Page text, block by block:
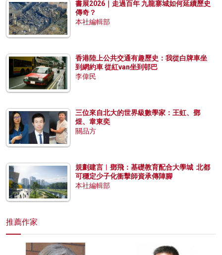
書展2026｜走過百年 九龍寨城如何延續歷史
傳奇？
本社編輯部
香港陸上公共交通有趣歷史：我從白牌車坐
到網約車 從紅van坐到邨巴
李偉民
三位來自北大的世界級數學家：王虹、鄧
煜、韋東奕
關品方
規劃建言︱鄧飛：基礎教育配合大學城 北都
可穩定少子化衝擊師資承傳陣腳
本社編輯部
推薦作家